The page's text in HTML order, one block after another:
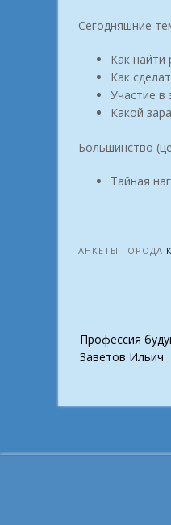
Сегодняшние
Как найти
Как
Участие в
Какой
Большинство
Тайная
АНКЕТЫ ГОРОДА
navigation
Профессия
Заветов Ильич